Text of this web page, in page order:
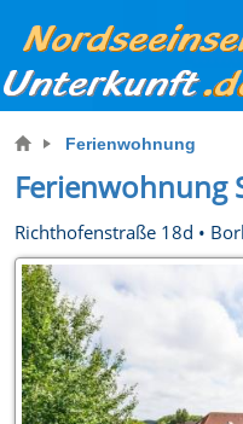
Ferienwohnung
Ferienwohnung
Richthofenstraße 18d •